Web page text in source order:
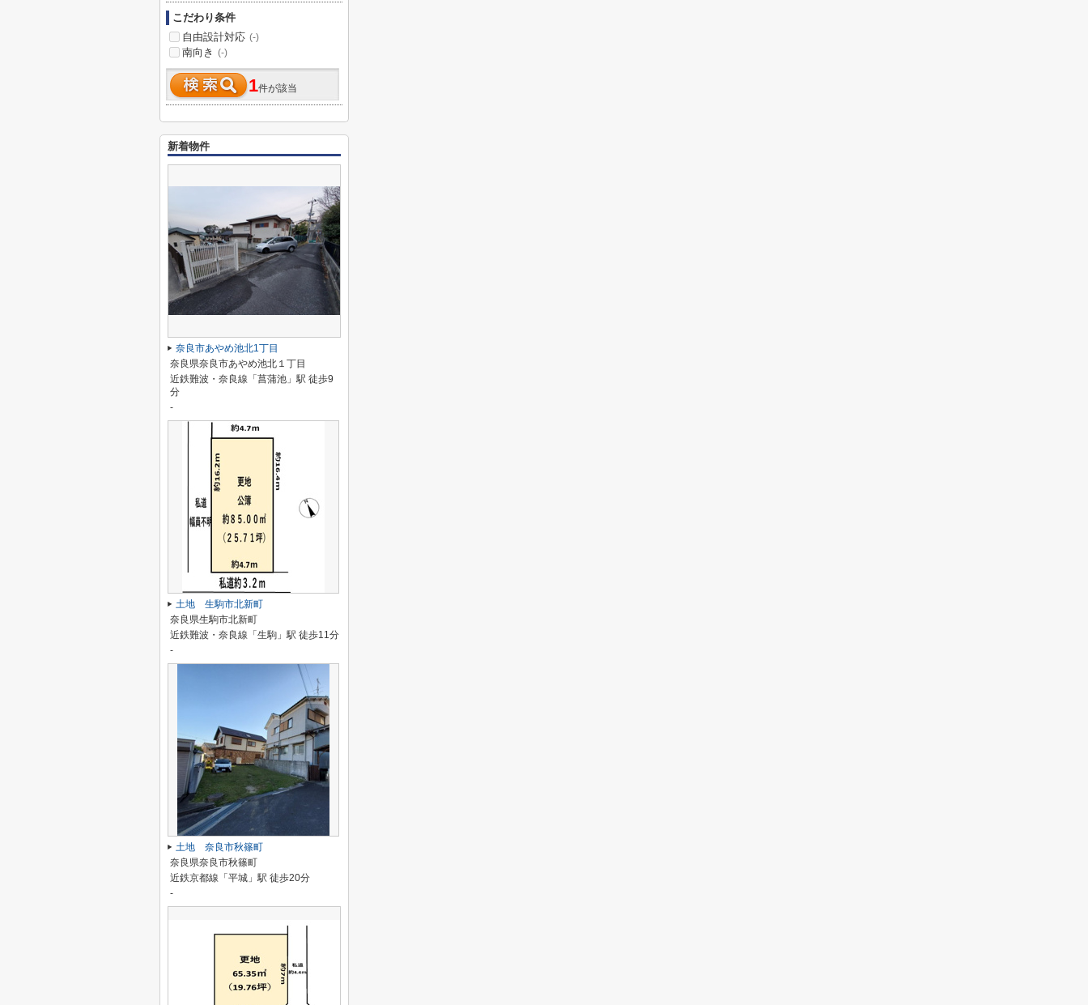
こだわり条件
自由設計対応 (-)
南向き (-)
1件が該当
新着物件
奈良市あやめ池北1丁目
奈良県奈良市あやめ池北１丁目
近鉄難波・奈良線「菖蒲池」駅 徒歩9
分
-
土地 生駒市北新町
奈良県生駒市北新町
近鉄難波・奈良線「生駒」駅 徒歩11分
-
土地 奈良市秋篠町
奈良県奈良市秋篠町
近鉄京都線「平城」駅 徒歩20分
-